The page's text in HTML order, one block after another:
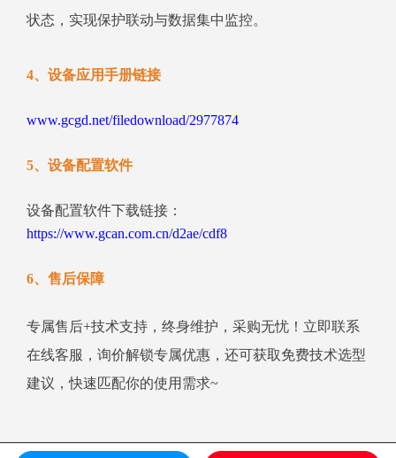
状态，实现保护联动与数据集中监控。
4、设备应用手册链接
www.gcgd.net/filedownload/2977874
5、设备配置软件
设备配置软件下载链接：
https://www.gcan.com.cn/d2ae/cdf8
6、售后保障
专属售后+技术支持，终身维护，采购无忧！立即联系
在线客服，询价解锁专属优惠，还可获取免费技术选型
建议，快速匹配你的使用需求~